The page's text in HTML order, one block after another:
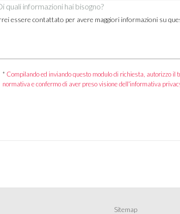
quali informazioni hai bisogno?
* Compilando ed inviando questo modulo di richiesta, autorizzo
normativa e confermo di aver preso visione dell'informativa
Sitemap